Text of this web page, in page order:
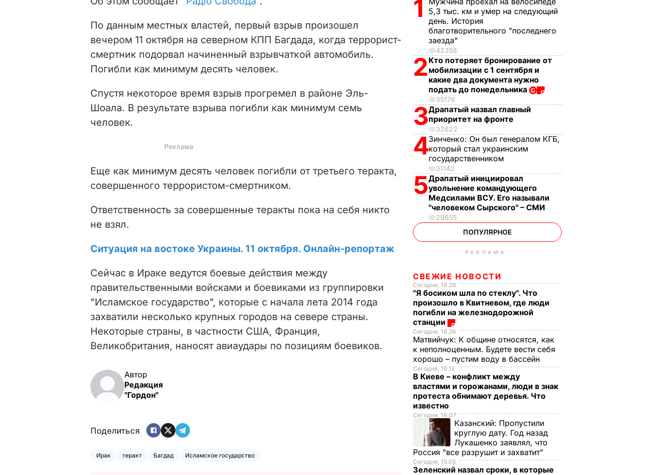
d
e
o
По данным местных властей, первый взрыв произошел
вечером 11 октября на северном КПП Багдада, когда террорист-
смертник подорвал начиненный взрывчаткой автомобиль.
Погибли как минимум десять человек.
Спустя некоторое время взрыв прогремел в районе Эль-
Шоала. В результате взрыва погибли как минимум семь
человек.
Еще как минимум десять человек погибли от третьего теракта,
совершенного террористом-смертником.
Ответственность за совершенные теракты пока на себя никто
не взял.
Ситуация на востоке Украины. 11 октября. Онлайн-репортаж
Сейчас в Ираке ведутся боевые действия между
правительственными войсками и боевиками из группировки
"Исламское государство", которые с начала лета 2014 года
захватили несколько крупных городов на севере страны.
Некоторые страны, в частности США, Франция,
Великобритания, наносят авиаудары по позициям боевиков.
Автор
Редакция
"Гордон"
Поделиться
Ирак теракт Багдад Исламское государство
1
5,3 тыс. км и умер на следующий
день. История
благотворительного "последнего
заезда"
42358
2 Кто потеряет бронирование от
мобилизации с 1 сентября и
какие два документа нужно
подать до понедельника
35176
3Драпатый назвал главный
приоритет на фронте
32622
4Зинченко: Он был генералом КГБ,
который стал украинским
государственником
31142
5Драпатый инициировал
увольнение командующего
Медсилами ВСУ. Его называли
"человеком Сырского" – СМИ
29655
ПОПУЛЯРНОЕ
РЕКЛАМА
СВЕЖИЕ НОВОСТИ
Сегодня, 16.29
"Я босиком шла по стеклу". Что
произошло в Квитневом, где люди
погибли на железнодорожной
станции
Сегодня, 16.26
Матвийчук: К общине относятся, как
к неполноценным. Будете вести себя
хорошо – пустим воду в бассейн
Сегодня, 16.12
В Киеве – конфликт между
властями и горожанами, люди в знак
протеста обнимают деревья. Что
известно
Сегодня, 16.07
Казанский: Пропустили
круглую дату. Год назад
Лукашенко заявлял, что
Россия "все разрушит и захватит"
Сегодня, 15.05
Зеленский назвал сроки, в которые